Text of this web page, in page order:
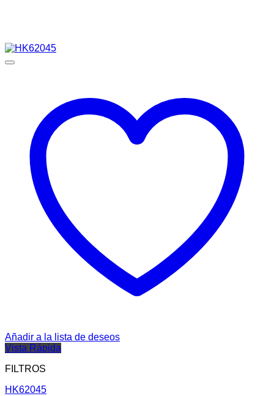
Añadir a la lista de deseos
Vista Rápida
FILTROS
HK62045